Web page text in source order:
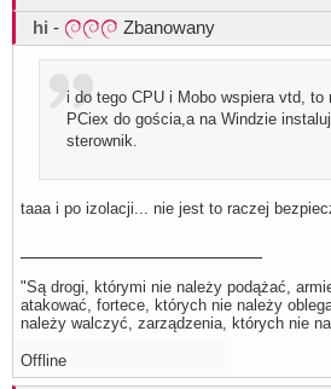
hi - Zbanowany
i do tego CPU i Mobo wspiera vtd, to
PCiex do gościa,a na Windzie
sterownik.
taaa i po izolacji... nie jest to raczej
"Są drogi, którymi nie należy podążać,
atakować, fortece, których nie należy
należy walczyć, zarządzenia, których nie
Offline